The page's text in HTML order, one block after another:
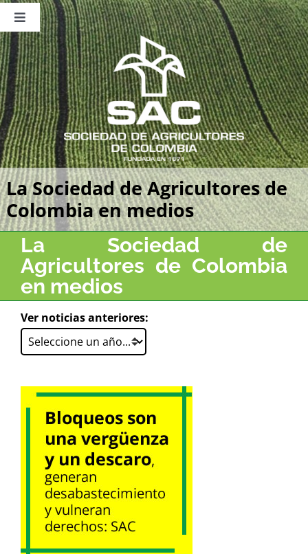
Saltar
contenido
Toggle
Navigation
Nosotros
Publicaciones
Sala de Prensa
Eventos
La Sociedad de Agricultores de
Colombia en medios
La Sociedad de
Agricultores de Colombia
en medios
Ver noticias anteriores: